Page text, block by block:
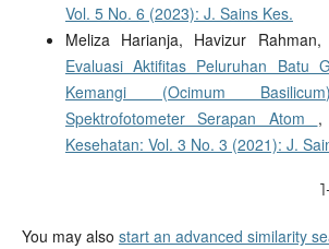
Vol. 5 No. 6 (2023): J. Sains Kes.
Meliza Harianja, Havizur
Evaluasi Aktifitas Peluruhan Batu
Kemangi (Ocimum
Spektrofotometer Serapan Atom
Kesehatan: Vol. 3 No. 3 (2021): J.
You may also start an advanced similarity